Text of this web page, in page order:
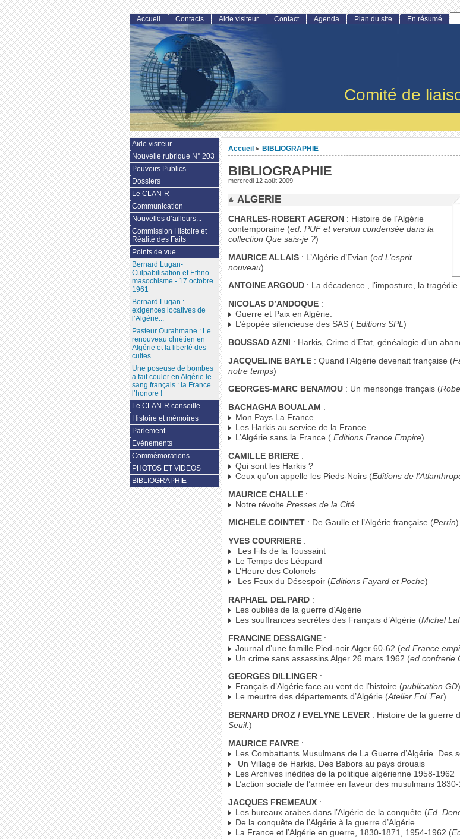
Comité de
Accueil > BIBLIOGRAPHIE
BIBLIOGRAPHIE
mercredi 12 août 2009
ALGERIE
CHARLES-ROBERT AGERON : Histoire de l’Algérie
contemporaine (ed. PUF et version condensée dans la
collection Que sais-je ?)
MAURICE ALLAIS: L’Algérie d’Evian (ed L’esprit
nouveau)
ANTOINE ARGOUD: La décadence , l’imposture, la tragédie
NICOLAS D’ANDOQUE:
Guerre et Paix en Algérie.
L’épopée silencieuse des SAS (Editions SPL)
BOUSSAD AZNI : Harkis, Crime d’Etat, généalogie d’un
JACQUELINE BAYLE: Quand l’Algérie devenait française (
notre temps)
GEORGES-MARC BENAMOU: Un mensonge français (
BACHAGHA BOUALAM :
Mon Pays La France
Les Harkis au service de la France
L’Algérie sans la France (Editions France Empire)
CAMILLE BRIERE:
Qui sont les Harkis ?
Ceux qu’on appelle les Pieds-Noirs (Editions de
MAURICE CHALLE:
Notre révolte Presses de la Cité
MICHELE COINTET: De Gaulle et l’Algérie française (Perrin)
YVES COURRIERE:
Les Fils de la Toussaint
Le Temps des Léopard
L’Heure des Colonels
Les Feux du Désespoir (Editions Fayard et Poche)
RAPHAEL DELPARD:
Les oubliés de la guerre d’Algérie
Les souffrances secrètes des Français d’Algérie (Michel
FRANCINE DESSAIGNE:
Journal d’une famille Pied-noir Alger 60-62 (ed France
Un crime sans assassins Alger 26 mars 1962 (ed confrerie
GEORGES DILLINGER:
Français d’Algérie face au vent de l’histoire (publication GD)
Le meurtre des départements d’Algérie (Atelier Fol ’Fer)
BERNARD DROZ / EVELYNE LEVER: Histoire de la guerre
Seuil.)
MAURICE FAIVRE:
Les Combattants Musulmans de La Guerre d’Algérie. Des
Un Village de Harkis. Des Babors au pays drouais
Les Archives inédites de la politique algérienne 1958-1962
L’action sociale de l’armée en faveur des musulmans
JACQUES FREMEAUX:
Les bureaux arabes dans l’Algérie de la conquête (Ed.
De la conquête de l’Algérie à la guerre d’Algérie
La France et l’Algérie en guerre, 1830-1871, 1954-1962 (
Accueil Contacts Aide visiteur Contact Agenda Plan du site En résumé
Aide visiteur
Nouvelle rubrique N° 203
Pouvoirs Publics
Dossiers
Le CLAN-R
Communication
Nouvelles d’ailleurs...
Commission Histoire et
Réalité des Faits
Points de vue
Bernard Lugan-
Culpabilisation et Ethno-
masochisme - 17 octobre
1961
Bernard Lugan :
exigences locatives de
l’Algérie...
Pasteur Ourahmane : Le
renouveau chrétien en
Algérie et la liberté des
cultes...
Une poseuse de bombes
a fait couler en Algérie le
sang français : la France
l’honore !
Le CLAN-R conseille
Histoire et mémoires
Parlement
Evènements
Commémorations
PHOTOS ET VIDEOS
BIBLIOGRAPHIE